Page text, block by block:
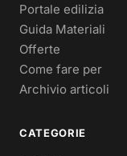
Portale edilizia
Guida Materiali
Offerte
Come fare per
Archivio articoli
CATEGORIE